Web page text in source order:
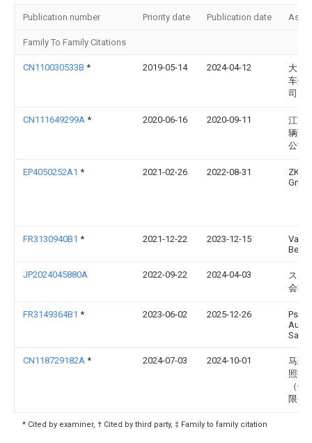
Publication number Priority date Publication date
Family To Family Citations
CN110030533B * 2019-05-14 2024-04-12
大茂
车灯
司
CN111649299A * 2020-06-16 2020-09-11
江苏
辆附
公司
EP4050252A1 * 2021-02-26 2022-08-31
ZKW
FR3130940B1 * 2021-12-22 2023-12-15
JP2024045880A 2022-09-22 2024-04-03
スズ
会社
FR3149364B1 * 2023-06-02 2025-12-26
Psa
Sa
CN118729182A * 2024-07-03 2024-10-01
马瑞
照明
（佛
限公
* Cited by examiner, † Cited by third party, ‡ Family to family citation